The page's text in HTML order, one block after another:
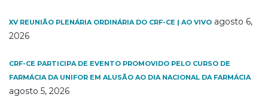
XV REUNIÃO PLENÁRIA ORDINÁRIA DO CRF-CE | AO VIVO agosto 6,
2026
CRF-CE PARTICIPA DE EVENTO PROMOVIDO PELO CURSO DE
FARMÁCIA DA UNIFOR EM ALUSÃO AO DIA NACIONAL DA FARMÁCIA
agosto 5, 2026